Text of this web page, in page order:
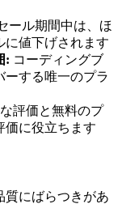
ール期間中は、ほ
に値下げされます
: コーディングブ
ーする唯一のプラ
評価と無料のプ
価に役立ちます
質にばらつきがあ